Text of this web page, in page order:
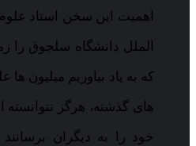
اهمیت این سخن استاد
الملل دانشگاه سلجوق را
که به یاد بیاوریم میلیون ها
های گذشته، هرگز نتوانسته
خود را به دیگران